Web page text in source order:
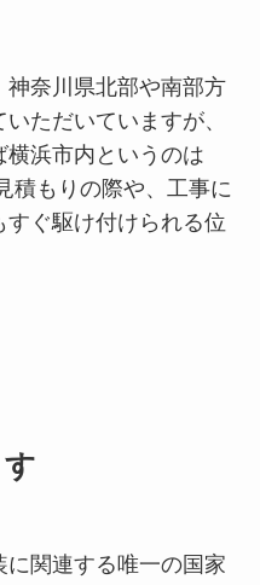
奈川県北部や南部方
ただいていますが、
浜市内というのは
積もりの際や、工事に
ぐ駆け付けられる位
関連する唯一の国家